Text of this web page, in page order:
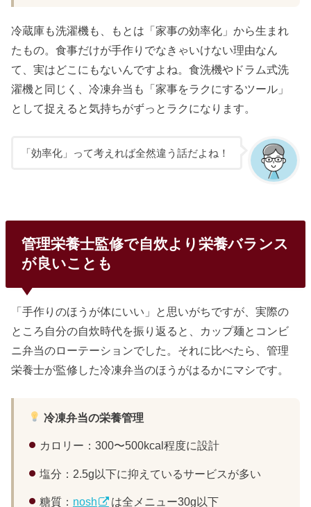
冷蔵庫も洗濯機も、もとは「家事の効率化」から生まれ
たもの。食事だけが手作りでなきゃいけない理由なん
て、実はどこにもないんですよね。食洗機やドラム式洗
濯機と同じく、冷凍弁当も「家事をラクにするツール」
として捉えると気持ちがずっとラクになります。
「効率化」って考えれば全然違う話だよね！
管理栄養士監修で自炊より栄養バランス
が良いことも
「手作りのほうが体にいい」と思いがちですが、実際の
ところ自分の自炊時代を振り返ると、カップ麺とコンビ
ニ弁当のローテーションでした。それに比べたら、管理
栄養士が監修した冷凍弁当のほうがはるかにマシです。
冷凍弁当の栄養管理
カロリー：300〜500kcal程度に設計
塩分：2.5g以下に抑えているサービスが多い
糖質： nosh は全メニュー30g以下